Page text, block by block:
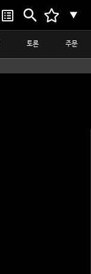
▼
토론 주문